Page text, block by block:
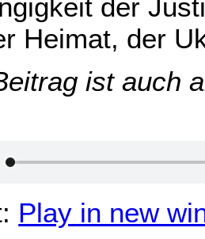
der
Heimat, der
ist auch
Play in new